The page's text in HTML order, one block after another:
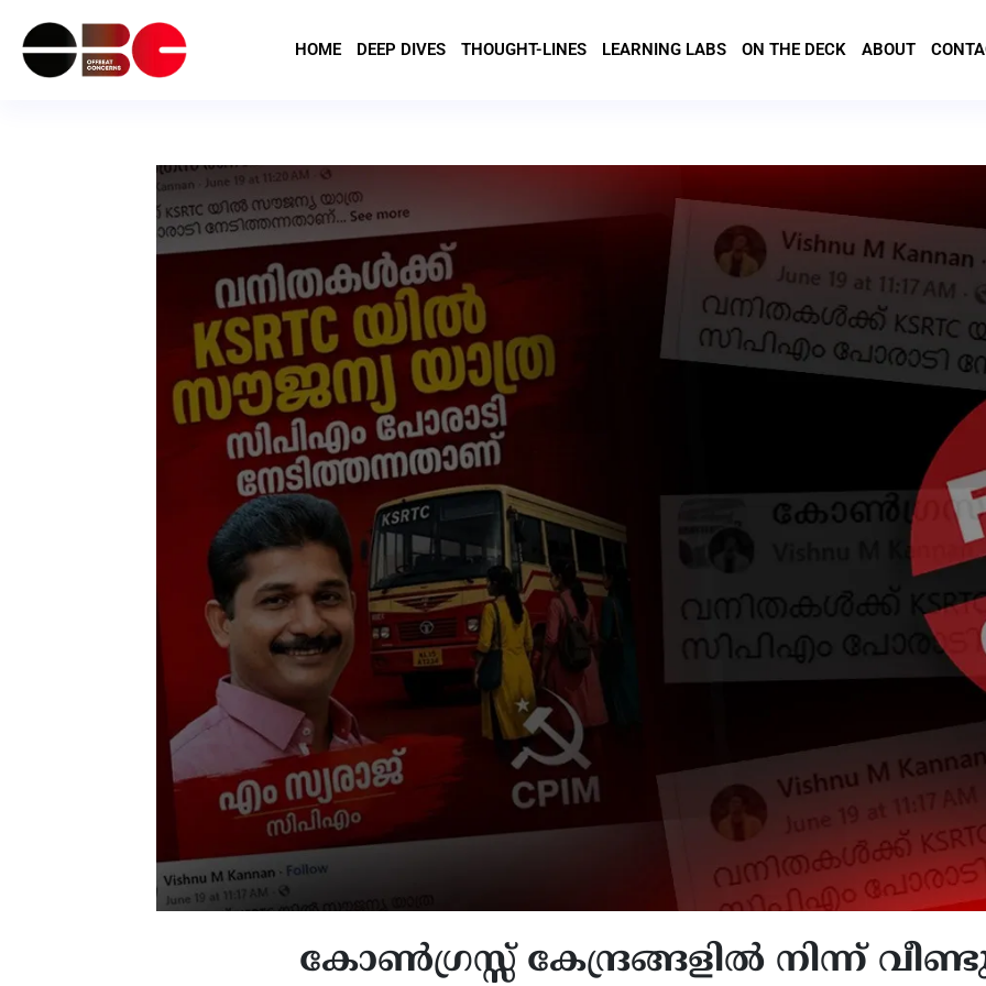
HOME DEEP DIVES THOUGHT-LINES LEARNING LABS ON THE DECK ABOUT
കോൺഗ്രസ്സ് കേന്ദ്രങ്ങളിൽ നിന്ന്